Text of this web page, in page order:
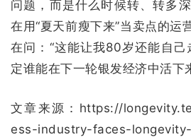
问题，而是什么时候转、转多
在用“夏天前瘦下来”当卖点的运
在问：“这能让我80岁还能自己
定谁能在下一轮银发经济中活下
文章来源：https://
ess-industry-faces-